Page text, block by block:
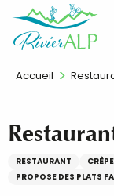
contenu
FR
Accueil
RESTAURANT
PROPOSE DES PLATS